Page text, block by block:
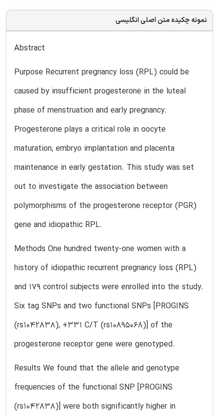
نمونه چکیده متن اصلی انگلیسی
Abstract
Purpose Recurrent pregnancy loss (RPL) could be
caused by insufficient progesterone in the luteal
phase of menstruation and early pregnancy.
Progesterone plays a critical role in oocyte
maturation, embryo implantation and placenta
maintenance in early gestation. This study was set
out to investigate the association between
polymorphisms of the progesterone receptor (PGR)
gene and idiopathic RPL.
Methods One hundred twenty-one women with a
history of idiopathic recurrent pregnancy loss (RPL)
and 179 control subjects were enrolled into the study.
Six tag SNPs and two functional SNPs [PROGINS
(rs1042838), +331 C/T (rs10895068)] of the
progesterone receptor gene were genotyped.
Results We found that the allele and genotype
frequencies of the functional SNP [PROGINS
(rs1042838)] were both significantly higher in